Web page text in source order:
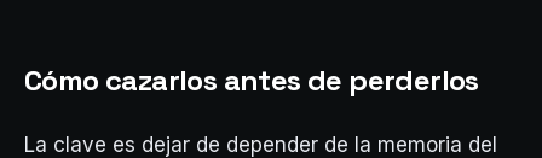
Cómo cazarlos antes de perderlos
La clave es dejar de depender de la memoria del